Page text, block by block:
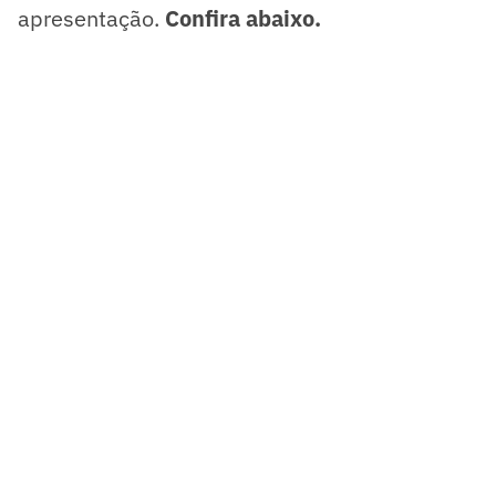
apresentação. Confira abaixo.